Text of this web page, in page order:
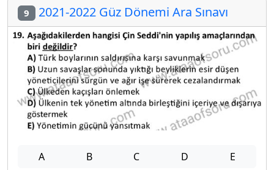
9 2021-2022 Güz Dönemi Ara Sınavı
A B C D E